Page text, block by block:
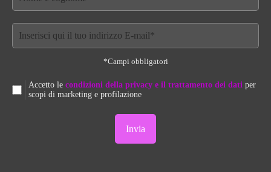
*Campi obbligatori
Accetto le condizioni della privacy e il trattamento dei dati per
scopi di marketing e profilazione